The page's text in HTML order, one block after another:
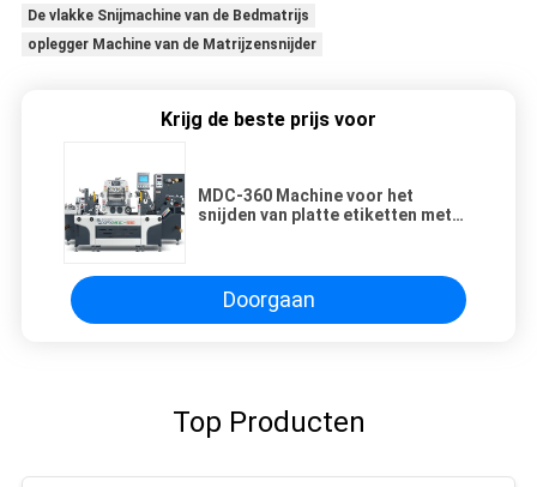
De vlakke Snijmachine van de Bedmatrijs
oplegger Machine van de Matrijzensnijder
Krijg de beste prijs voor
MDC-360 Machine voor het
snijden van platte etiketten met
Doorgaan
Top Producten